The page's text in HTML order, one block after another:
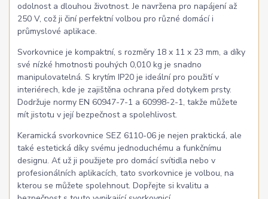
odolnost a dlouhou životnost. Je navržena pro napájení až
250 V, což ji činí perfektní volbou pro různé domácí i
průmyslové aplikace.
Svorkovnice je kompaktní, s rozměry 18 x 11 x 23 mm, a díky
své nízké hmotnosti pouhých 0,010 kg je snadno
manipulovatelná. S krytím IP20 je ideální pro použití v
interiérech, kde je zajištěna ochrana před dotykem prsty.
Dodržuje normy EN 60947-7-1 a 60998-2-1, takže můžete
mít jistotu v její bezpečnost a spolehlivost.
Keramická svorkovnice SEZ 6110-06 je nejen praktická, ale
také estetická díky svému jednoduchému a funkčnímu
designu. Ať už ji použijete pro domácí svítidla nebo v
profesionálních aplikacích, tato svorkovnice je volbou, na
kterou se můžete spolehnout. Dopřejte si kvalitu a